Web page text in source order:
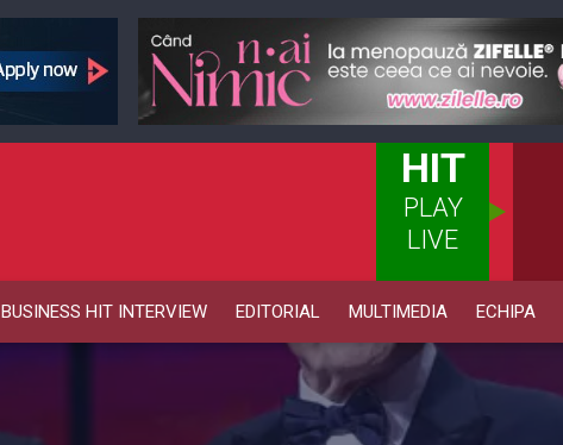
HIT
PLAY
LIVE
BUSINESS HIT INTERVIEW EDITORIAL MULTIMEDIA ECHIPA